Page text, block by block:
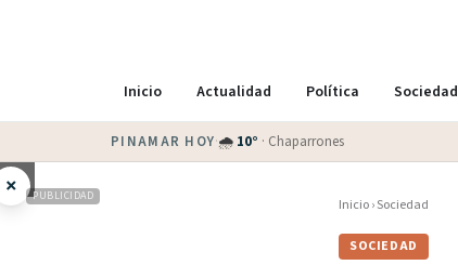
Inicio Actualidad Política Sociedad
PINAMAR HOY·🌧 10° · Chaparrones
× PUBLICIDAD Inicio›Sociedad
SOCIEDAD